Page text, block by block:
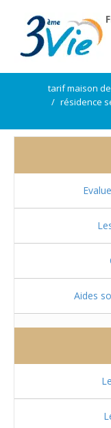
tarif maison
résidence
Aides